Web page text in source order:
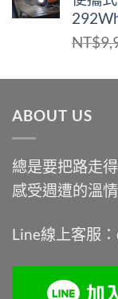
NT$
ABOUT US
總是要把路走
感受週遭的溫
Line線上客服